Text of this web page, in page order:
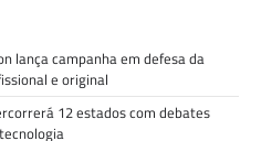
lança campanha em defesa da
e original
12 estados com debates